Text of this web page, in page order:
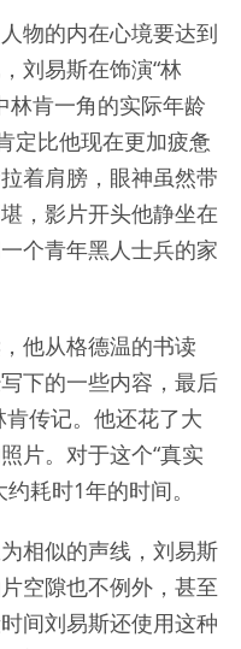
物的内在心境要达到
刘易斯在饰演“林
林肯一角的实际年龄
定比他现在更加疲惫
着肩膀，眼神虽然带
，影片开头他静坐在
个青年黑人士兵的家
他从格德温的书读
下的一些内容，最后
肯传记。他还花了大
片。对于这个“真实
耗时1年的时间。
相似的声线，刘易斯
空隙也不例外，甚至
间刘易斯还使用这种